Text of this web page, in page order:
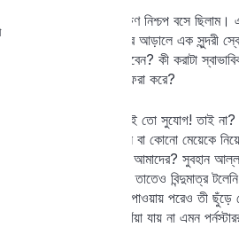
ঘটনা শোনার পর আমি কিছুক্ষণ নিশ্চপ বসে
রাতের নিকষ কালো চাদরের আড়ালে এক সুন্দরী
এমন সময় আপনি কী করবেন? কী করাটা
মাথায় কী চিন্তা ঘোরাফেরা করে?
দেখার বা হস্তমৈথুন করার এই তো সুযোগ! তাই
দেখিনি, হস্তমৈথুন করিনি বা কোনো মেয়েকে
কথা বলার সাহসটা কি হবে আমাদের? সুবহান
প্রেমের যে ঝড় তুলেছিল তাতেও বিন্দুমাত্র
ভোগে, সেই সুযোগ পাওয়ায় পরেও তী
জগতের ধরা যায় না ছোঁয়া যায় না এমন